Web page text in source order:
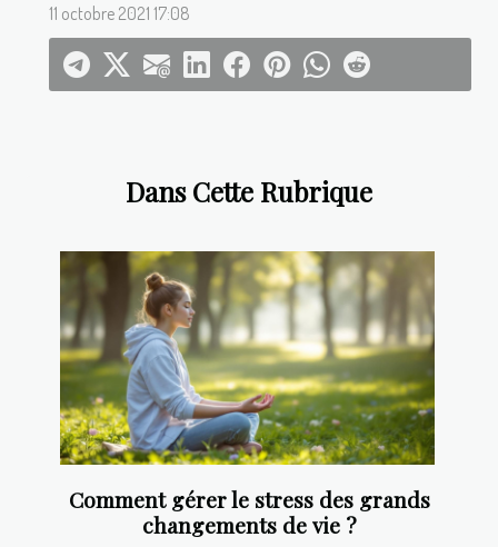
Dans Cette Rubrique
Comment gérer le stress des grands
changements de vie ?
11 octobre 2021 17:08